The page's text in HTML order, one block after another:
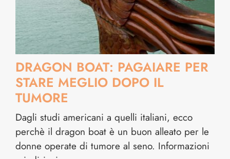
DRAGON BOAT: PAGAIARE PER
STARE MEGLIO DOPO IL
TUMORE
Dagli studi americani a quelli italiani, ecco
perchè il dragon boat è un buon alleato per le
donne operate di tumore al seno. Informazioni